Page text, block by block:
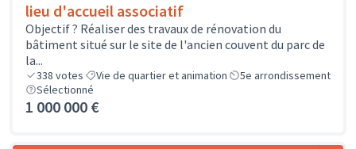
lieu d'accueil associatif
Objectif ? Réaliser des travaux de rénovation du
bâtiment situé sur le site de l'ancien couvent du parc de
la...
338 votes Vie de quartier et animation
5e arrondissement
Sélectionné
1 000 000 €